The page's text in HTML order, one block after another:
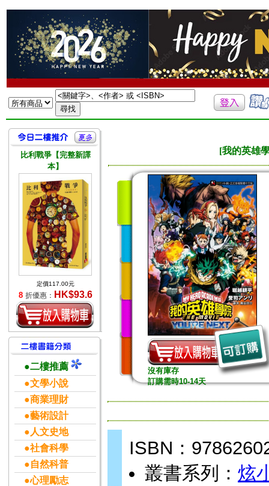
比利戰爭【完整新譯
本】
定價117.00元
8 折優惠： HK$93.6
●二樓推薦
●文學小說
●商業理財
●藝術設計
●人文史地
●社會科學
●自然科普
●心理勵志
[我的英雄
沒有庫存
訂購需時10-14天
ISBN：
叢書系列： 炫